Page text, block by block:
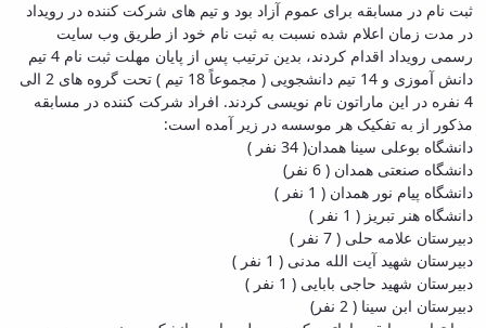
ثبت نام در مسابقه برای عموم آزاد بود و تیم های شرکت کننده در رویداد
در مدت زمان اعلام شده نسبت به ثبت نام خود از طریق وب سایت
رسمی رویداد اقدام کردند، بدین ترتیب پس از پایان مهلت ثبت نام 4 تیم
دانش آموزی و 14 تیم دانشجویی ( مجموعاً 18 تیم ) تحت گروه های 2 الی
4 نفره در این ماراتون نام نویسی کردند. افراد شرکت کننده در مسابقه
مذکور از به تفکیک هر موسسه در زیر آمده است:
دانشگاه بوعلی سینا همدان( 34 نفر )
دانشگاه صنعتی همدان ( 6 نفر)
دانشگاه پیام نور همدان ( 1 نفر )
دانشگاه هنر تبریز ( 1 نفر )
دبیرستان علامه حلی ( 7 نفر )
دبیرستان شهید آیت الله مدنی ( 1 نفر )
دبیرستان شهید حاجی بابایی ( 1 نفر )
دبیرستان ابن سینا ( 2 نفر)